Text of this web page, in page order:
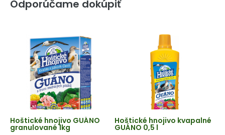
Odporúčame dokúpiť
Hoštické hnojivo GUÁNO
granulované 1kg
Hoštické hnojivo kvapalné
GUÁNO 0,5 l